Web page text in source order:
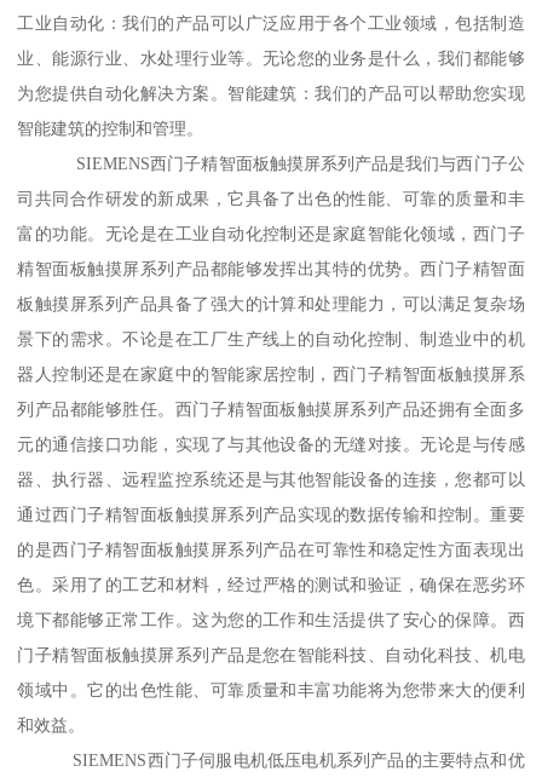
工业自动化：我们的产品可以广泛应用于各个工业领域，包括制造
业、能源行业、水处理行业等。无论您的业务是什么，我们都能够
为您提供自动化解决方案。智能建筑：我们的产品可以帮助您实现
智能建筑的控制和管理。
SIEMENS西门子精智面板触摸屏系列产品是我们与西门子公
司共同合作研发的新成果，它具备了出色的性能、可靠的质量和丰
富的功能。无论是在工业自动化控制还是家庭智能化领域，西门子
精智面板触摸屏系列产品都能够发挥出其特的优势。西门子精智面
板触摸屏系列产品具备了强大的计算和处理能力，可以满足复杂场
景下的需求。不论是在工厂生产线上的自动化控制、制造业中的机
器人控制还是在家庭中的智能家居控制，西门子精智面板触摸屏系
列产品都能够胜任。西门子精智面板触摸屏系列产品还拥有全面多
元的通信接口功能，实现了与其他设备的无缝对接。无论是与传感
器、执行器、远程监控系统还是与其他智能设备的连接，您都可以
通过西门子精智面板触摸屏系列产品实现的数据传输和控制。重要
的是西门子精智面板触摸屏系列产品在可靠性和稳定性方面表现出
色。采用了的工艺和材料，经过严格的测试和验证，确保在恶劣环
境下都能够正常工作。这为您的工作和生活提供了安心的保障。西
门子精智面板触摸屏系列产品是您在智能科技、自动化科技、机电
领域中。它的出色性能、可靠质量和丰富功能将为您带来大的便利
和效益。
SIEMENS西门子伺服电机低压电机系列产品的主要特点和优